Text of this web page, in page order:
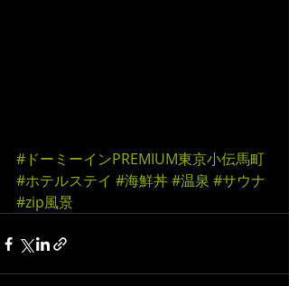
#ドーミーインPREMIUM東京小伝馬町
#ホテルステイ #海鮮丼#温泉 #サウナ
#zip風景